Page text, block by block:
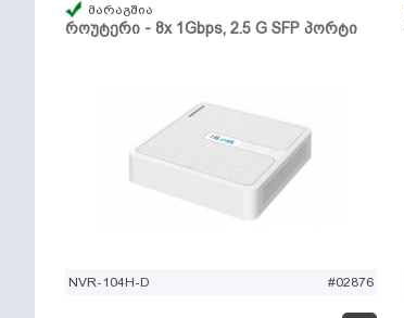
როუტერი - 8x 1Gbps, 2.5 G SFP პორტი
მარაგშია
NVR-104H-D #02876